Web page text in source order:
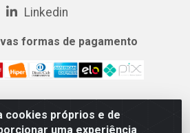
cookies próprios e de
uma experiência
Linkedin
formas de pagamento
DE COSMÉTICOS ALIMENTOS E